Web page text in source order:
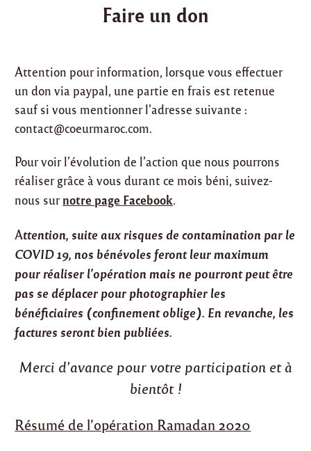
Faire un don
Attention pour information, lorsque vous effectuer
un don via paypal, une partie en frais est retenue
sauf si vous mentionner l’adresse suivante :
contact@coeurmaroc.com.
Pour voir l’évolution de l’action que nous pourrons
réaliser grâce à vous durant ce mois béni, suivez-
nous surnotre page Facebook.
Attention, suite aux risques de contamination par le
COVID 19, nos bénévoles feront leur maximum
pour réaliser l’opération mais ne pourront peut être
pas se déplacer pour photographier les
bénéficiaires (confinement oblige). En revanche, les
factures seront bien publiées.
Merci d’avance pour votre participation et à
bientôt !
Résumé de l’opération Ramadan 2020